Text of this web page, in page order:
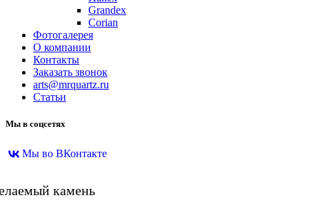
Grandex
Corian
Фотогалерея
О компании
Контакты
Заказать звонок
arts@mrquartz.ru
Статьи
Мы в соцсетях
Мы во ВКонтакте
камень